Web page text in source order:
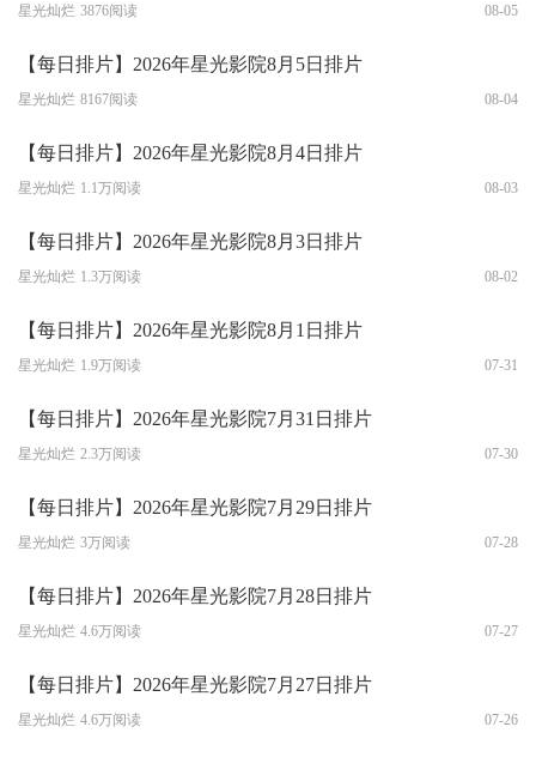
星光灿烂 3876阅读 08-05
【每日排片】2026年星光影院8月5日排片
星光灿烂 8167阅读 08-04
【每日排片】2026年星光影院8月4日排片
星光灿烂 1.1万阅读 08-03
【每日排片】2026年星光影院8月3日排片
星光灿烂 1.3万阅读 08-02
【每日排片】2026年星光影院8月1日排片
星光灿烂 1.9万阅读 07-31
【每日排片】2026年星光影院7月31日排片
星光灿烂 2.3万阅读 07-30
【每日排片】2026年星光影院7月29日排片
星光灿烂 3万阅读 07-28
【每日排片】2026年星光影院7月28日排片
星光灿烂 4.6万阅读 07-27
【每日排片】2026年星光影院7月27日排片
星光灿烂 4.6万阅读 07-26